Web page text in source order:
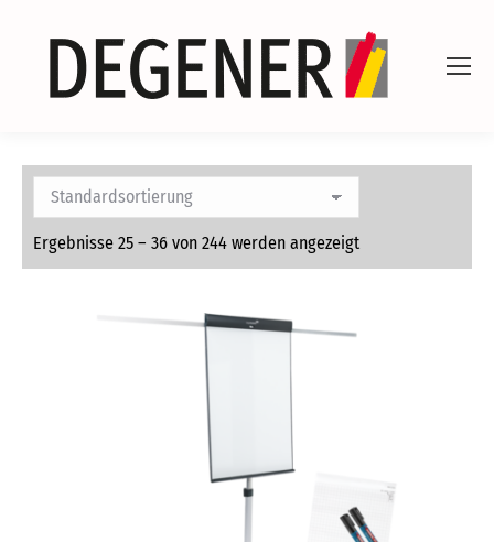
Ergebnisse 25 – 36 von 244 werden angezeigt